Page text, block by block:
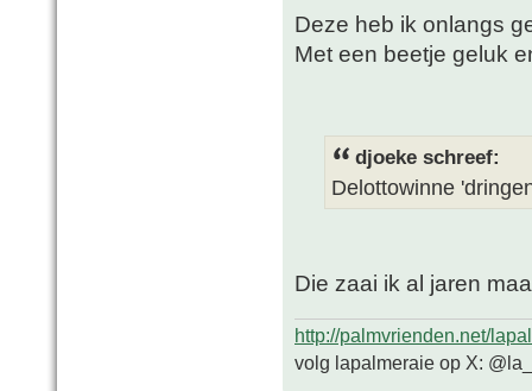
Deze heb ik onlangs
Met een beetje geluk
djoeke schreef:
Delottowinne
Die zaai ik al jaren
http://palmvrienden.net/
volg lapalmeraie op X: